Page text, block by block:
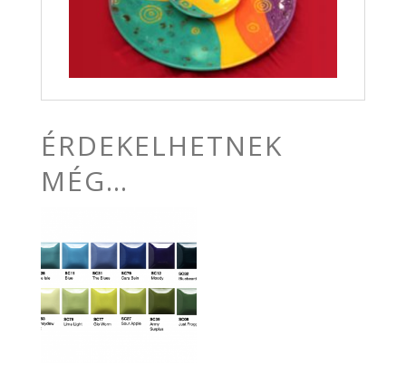
ÉRDEKELHETNEK
MÉG…